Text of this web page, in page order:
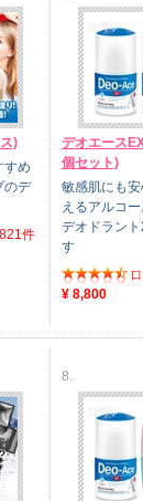
)
すめ
のデ
件
デオエース
個セット)
敏感肌にも
えるアルコ
デオドラン
す
¥ 8,800
8.